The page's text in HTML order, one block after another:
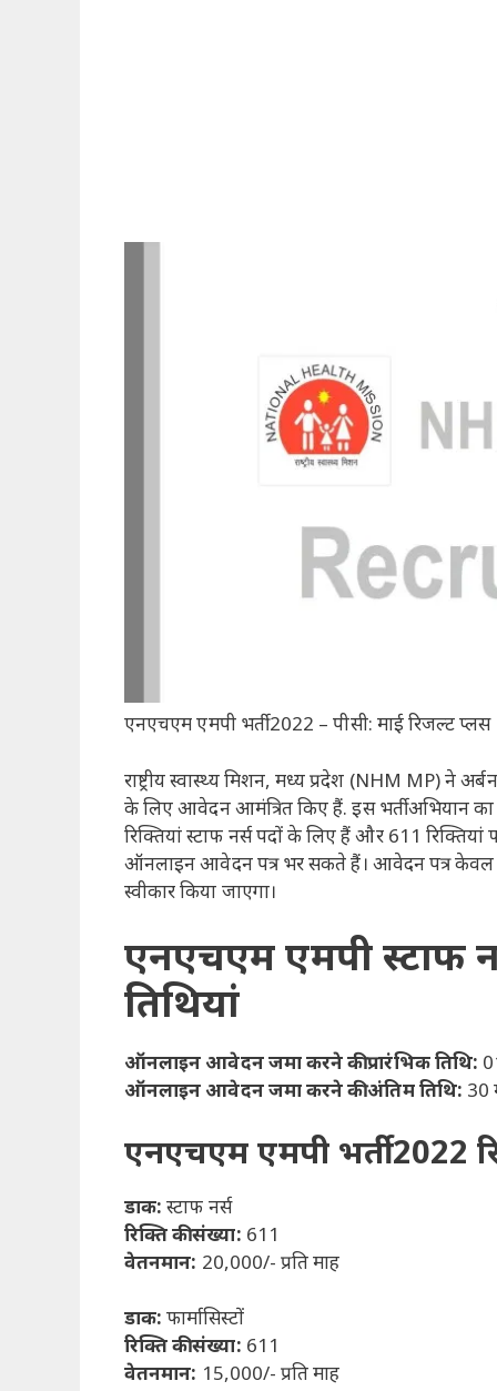
एनएचएम एमपी भर्ती 2022 – पीसी: माई रिजल्ट प्लस
राष्ट्रीय स्वास्थ्य मिशन, मध्य प्रदेश (NHM MP) ने
के लिए आवेदन आमंत्रित किए हैं. इस भर्ती अभियान
रिक्तियां स्टाफ नर्स पदों के लिए हैं और 611
ऑनलाइन आवेदन पत्र भर सकते हैं। आवेदन पत्र
स्वीकार किया जाएगा।
एनएचएम एमपी स्टाफ
तिथियां
ऑनलाइन आवेदन जमा करने की प्रारंभिक तिथि:
ऑनलाइन आवेदन जमा करने की अंतिम तिथि: 30
एनएचएम एमपी भर्ती 2022
डाक:स्टाफ नर्स
रिक्ति की संख्या: 611
वेतनमान: 20,000/- प्रति माह
डाक:फार्मासिस्टों
रिक्ति की संख्या: 611
वेतनमान: 15,000/- प्रति माह